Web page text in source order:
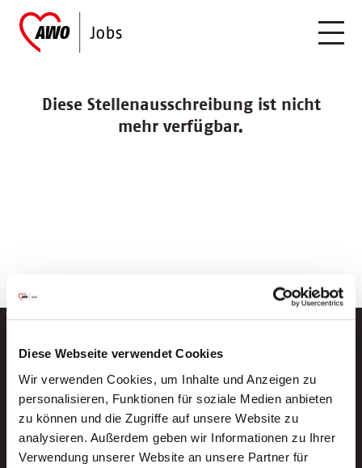
Diese Webseite verwendet Cookies
Wir verwenden Cookies, um Inhalte und Anzeigen zu
personalisieren, Funktionen für soziale Medien anbieten
zu können und die Zugriffe auf unsere Website zu
analysieren. Außerdem geben wir Informationen zu Ihrer
Verwendung unserer Website an unsere Partner für
Diese Stellenausschreibung ist nicht
mehr verfügbar.
Neue Stellen per E-Mail.
Ein kostenloser Service von AWO
Jobs.